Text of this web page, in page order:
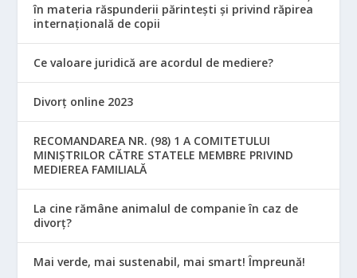
în materia răspunderii părintești și privind răpirea
internațională de copii
Ce valoare juridică are acordul de mediere?
Divorț online 2023
RECOMANDAREA NR. (98) 1 A COMITETULUI
MINIŞTRILOR CĂTRE STATELE MEMBRE PRIVIND
MEDIEREA FAMILIALĂ
La cine rămâne animalul de companie în caz de
divorț?
Mai verde, mai sustenabil, mai smart! Împreună!